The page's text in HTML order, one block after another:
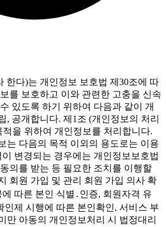
한다)는 개인정보 보호법 제30조에 따
를 보호하고 이와 관련한 고충을 신속
있도록 하기 위하여 다음과 같이 개
, 공개합니다. 제1조 (개인정보의 처리
을 위하여 개인정보를 처리합니다.
는 다음의 목적 이외의 용도로는 이용
변경되는 경우에는 개인정보보호법
의를 받는 등 필요한 조치를 이행할
회원 가입 및 관리 회원 가입 의사 확
따른 본인 식별․인증, 회원자격 유
인제 시행에 따른 본인확인, 서비스 부
만 아동의 개인정보처리 시 법정대리